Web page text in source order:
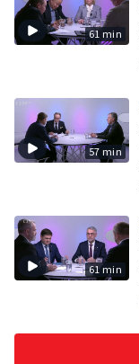
61 min
57 min
61 min